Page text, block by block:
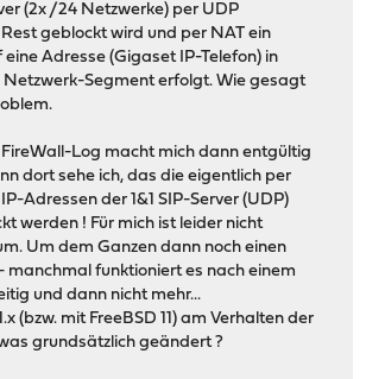
(2x /24 Netzwerke) per UDP
geblockt wird und per NAT ein
Adresse (Gigaset IP-Telefon) in
Segment erfolgt. Wie gesagt
FireWall-Log macht mich dann entgültig
dort sehe ich, das die eigentlich per
Adressen der 1&1 SIP-Server (UDP)
werden ! Für mich ist leider nicht
Um dem Ganzen dann noch einen
manchmal funktioniert es nach einem
und dann nicht mehr...
(bzw. mit FreeBSD 11) am Verhalten der
grundsätzlich geändert ?